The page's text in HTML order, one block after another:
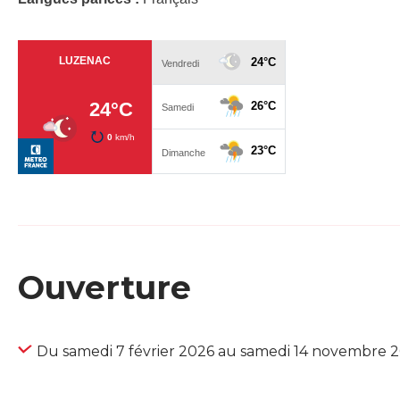
Ouverture
Du samedi 7 février 2026 au samedi 14 novembre